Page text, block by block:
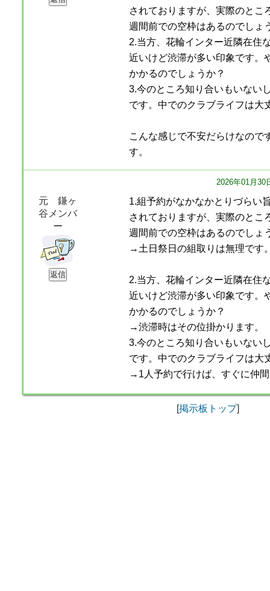
されておりますが、実際のとこ
週間前での空枠はあるのでしょ
2.当方、花輪インター近隣在住
近いけど渋滞が多い印象です。
かかるのでしょうか？
3.今のところ知り合いもいない
です。中でのクラブライフは大
こんな感じで不安だらけなので
す。
2026年01月30
元 鎌ヶ
谷メンバ
ー
1.組予約がなかなかとりづらい
されておりますが、実際のとこ
週間前での空枠はあるのでしょ
→土日祭日の組取りは無理です
2.当方、花輪インター近隣在住
近いけど渋滞が多い印象です。
かかるのでしょうか？
→渋滞時はその位掛かります。
3.今のところ知り合いもいない
です。中でのクラブライフは大
→1人予約で行けば、すぐに仲
[掲示板トップ]